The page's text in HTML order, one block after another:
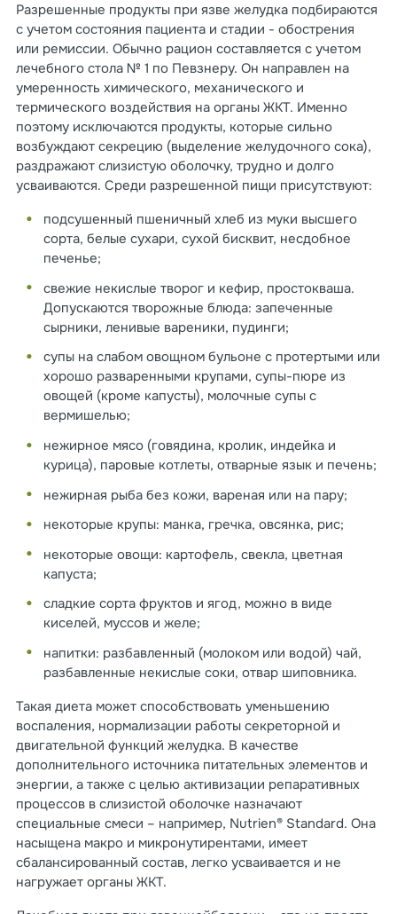
Разрешенные продукты при язве желудка подбираются
с учетом состояния пациента и стадии - обострения
или ремиссии. Обычно рацион составляется с учетом
лечебного стола № 1 по Певзнеру. Он направлен на
умеренность химического, механического и
термического воздействия на органы ЖКТ. Именно
поэтому исключаются продукты, которые сильно
возбуждают секрецию (выделение желудочного сока),
раздражают слизистую оболочку, трудно и долго
усваиваются. Среди разрешенной пищи присутствуют:
подсушенный пшеничный хлеб из муки высшего
сорта, белые сухари, сухой бисквит, несдобное
печенье;
свежие некислые творог и кефир, простокваша.
Допускаются творожные блюда: запеченные
сырники, ленивые вареники, пудинги;
супы на слабом овощном бульоне с протертыми или
хорошо разваренными крупами, супы-пюре из
овощей (кроме капусты), молочные супы с
вермишелью;
нежирное мясо (говядина, кролик, индейка и
курица), паровые котлеты, отварные язык и печень;
нежирная рыба без кожи, вареная или на пару;
некоторые крупы: манка, гречка, овсянка, рис;
некоторые овощи: картофель, свекла, цветная
капуста;
сладкие сорта фруктов и ягод, можно в виде
киселей, муссов и желе;
напитки: разбавленный (молоком или водой) чай,
разбавленные некислые соки, отвар шиповника.
Такая диета может способствовать уменьшению
воспаления, нормализации работы секреторной и
двигательной функций желудка. В качестве
дополнительного источника питательных элементов и
энергии, а также с целью активизации репаративных
процессов в слизистой оболочке назначают
специальные смеси – например, Nutrien® Standard. Она
насыщена макро и микронутирентами, имеет
сбалансированный состав, легко усваивается и не
нагружает органы ЖКТ.